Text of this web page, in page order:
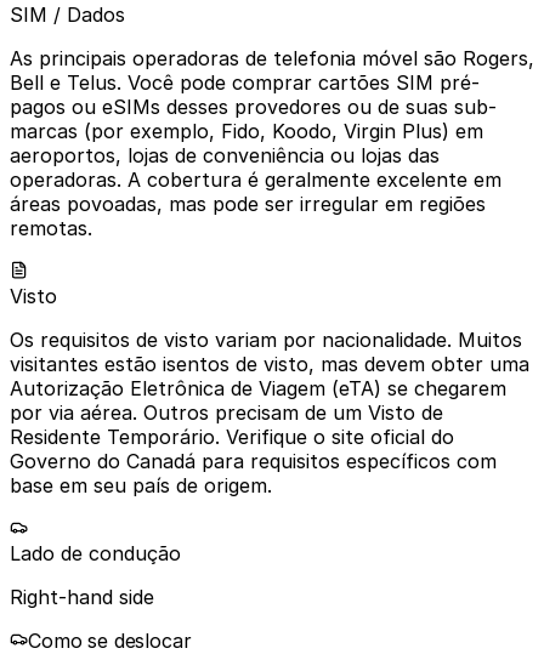
SIM / Dados
As principais operadoras de telefonia móvel são Rogers,
Bell e Telus. Você pode comprar cartões SIM pré-
pagos ou eSIMs desses provedores ou de suas sub-
marcas (por exemplo, Fido, Koodo, Virgin Plus) em
aeroportos, lojas de conveniência ou lojas das
operadoras. A cobertura é geralmente excelente em
áreas povoadas, mas pode ser irregular em regiões
remotas.
Visto
Os requisitos de visto variam por nacionalidade. Muitos
visitantes estão isentos de visto, mas devem obter uma
Autorização Eletrônica de Viagem (eTA) se chegarem
por via aérea. Outros precisam de um Visto de
Residente Temporário. Verifique o site oficial do
Governo do Canadá para requisitos específicos com
base em seu país de origem.
Lado de condução
Right-hand side
Como se deslocar